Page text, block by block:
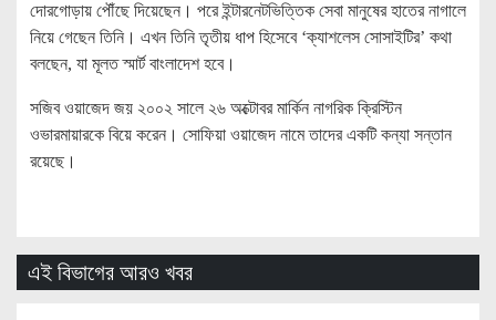
দোরগোড়ায় পৌঁছে দিয়েছেন। পরে ইন্টারনেটভিত্তিক সেবা মানুষের হাতের নাগালে
নিয়ে গেছেন তিনি। এখন তিনি তৃতীয় ধাপ হিসেবে ‘ক্যাশলেস সোসাইটির’ কথা
বলছেন, যা মূলত স্মার্ট বাংলাদেশ হবে।
সজিব ওয়াজেদ জয় ২০০২ সালে ২৬ অক্টোবর মার্কিন নাগরিক ক্রিস্টিন
ওভারমায়ারকে বিয়ে করেন। সোফিয়া ওয়াজেদ নামে তাদের একটি কন্যা সন্তান
রয়েছে।
এই বিভাগের আরও খবর